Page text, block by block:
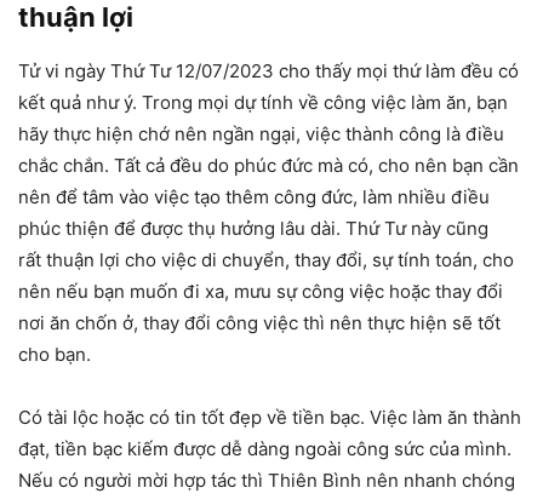
thuận lợi
Tử vi ngày Thứ Tư 12/07/2023 cho thấy mọi thứ làm đều có
kết quả như ý. Trong mọi dự tính về công việc làm ăn, bạn
hãy thực hiện chớ nên ngần ngại, việc thành công là điều
chắc chắn. Tất cả đều do phúc đức mà có, cho nên bạn cần
nên để tâm vào việc tạo thêm công đức, làm nhiều điều
phúc thiện để được thụ hưởng lâu dài. Thứ Tư này cũng
rất thuận lợi cho việc di chuyển, thay đổi, sự tính toán, cho
nên nếu bạn muốn đi xa, mưu sự công việc hoặc thay đổi
nơi ăn chốn ở, thay đổi công việc thì nên thực hiện sẽ tốt
cho bạn.
Có tài lộc hoặc có tin tốt đẹp về tiền bạc. Việc làm ăn thành
đạt, tiền bạc kiếm được dễ dàng ngoài công sức của mình.
Nếu có người mời hợp tác thì Thiên Bình nên nhanh chóng